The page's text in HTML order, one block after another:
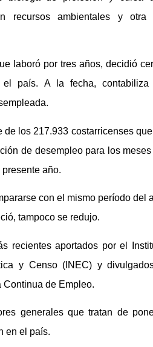
recursos ambientales y otra
laboró por tres años, decidió
el país. A la fecha, contabiliza
de los 217.933 costarricenses
de desempleo para los
año.
con el mismo período del
tampoco se redujo.
recientes aportados por el
y Censo (INEC) y
Continua de Empleo.
generales que tratan de
en el país.